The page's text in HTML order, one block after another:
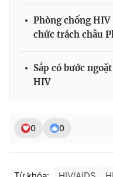
VTV Sức khoẻ
Thị trường 24h
Liên hệ tòa soạn
Phòng chống HIV
chức trách châu
Sắp có bước
HIV
0 0